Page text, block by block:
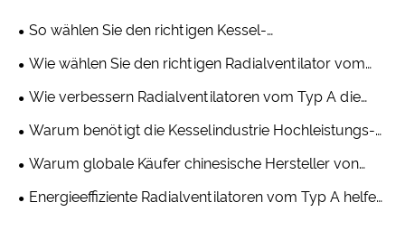
So wählen Sie den richtigen Kessel-
Saugzugventilator für industrielle Anwendungen aus
Wie wählen Sie den richtigen Radialventilator vom
Typ D für Ihr industrielles Lüftungssystem aus?
Wie verbessern Radialventilatoren vom Typ A die
Belüftung in Lagern und Logistikzentren?
Warum benötigt die Kesselindustrie Hochleistungs-
Radialventilatoren?
Warum globale Käufer chinesische Hersteller von
Typ-C-Radialventilatoren für kundenspezifische
Projekte wählen
Energieeffiziente Radialventilatoren vom Typ A helfen